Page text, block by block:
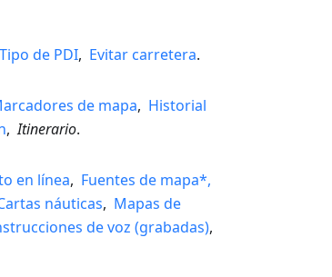
Tipo de PDI, Evitar carretera.
de mapa, Historial
,Itinerario.
en línea, Fuentes de mapa*,
náuticas, Mapas de
de voz (grabadas),